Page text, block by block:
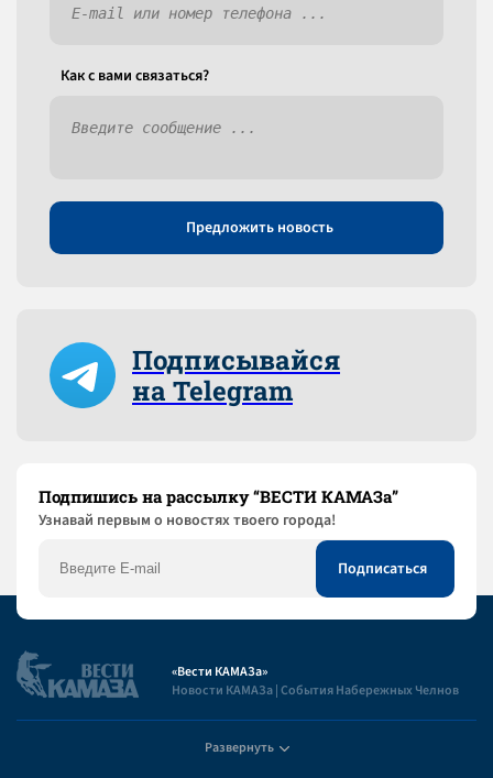
Как c вами связаться?
Предложить новость
Подписывайся
на Telegram
Подпишись на рассылку “ВЕСТИ КАМАЗа”
Узнaвай первым о новостях твоего города!
«Вести КАМАЗа»
Новости КАМАЗа | События Набережных Челнов
Развернуть